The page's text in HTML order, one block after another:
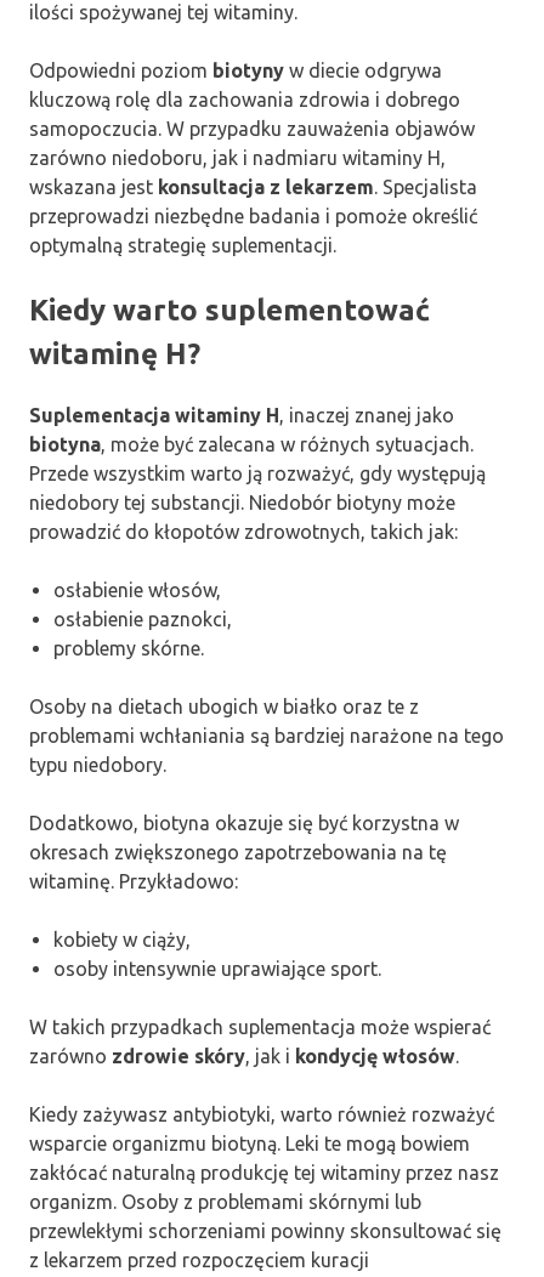
ilości spożywanej tej witaminy.
Odpowiedni poziom biotyny w diecie odgrywa
kluczową rolę dla zachowania zdrowia i dobrego
samopoczucia. W przypadku zauważenia objawów
zarówno niedoboru, jak i nadmiaru witaminy H,
wskazana jest konsultacja z lekarzem. Specjalista
przeprowadzi niezbędne badania i pomoże określić
optymalną strategię suplementacji.
Kiedy warto suplementować
witaminę H?
Suplementacja witaminy H, inaczej znanej jako
biotyna, może być zalecana w różnych sytuacjach.
Przede wszystkim warto ją rozważyć, gdy występują
niedobory tej substancji. Niedobór biotyny może
prowadzić do kłopotów zdrowotnych, takich jak:
osłabienie włosów,
osłabienie paznokci,
problemy skórne.
Osoby na dietach ubogich w białko oraz te z
problemami wchłaniania są bardziej narażone na tego
typu niedobory.
Dodatkowo, biotyna okazuje się być korzystna w
okresach zwiększonego zapotrzebowania na tę
witaminę. Przykładowo:
kobiety w ciąży,
osoby intensywnie uprawiające sport.
W takich przypadkach suplementacja może wspierać
zarówno zdrowie skóry, jak i kondycję włosów.
Kiedy zażywasz antybiotyki, warto również rozważyć
wsparcie organizmu biotyną. Leki te mogą bowiem
zakłócać naturalną produkcję tej witaminy przez nasz
organizm. Osoby z problemami skórnymi lub
przewlekłymi schorzeniami powinny skonsultować się
z lekarzem przed rozpoczęciem kuracji